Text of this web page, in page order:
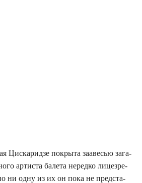
Цис­ка­рид­зе покры­та зааве­сью зага­
арти­ста бале­та неред­ко лице­зре­
ни одну из их он пока не пред­ста­